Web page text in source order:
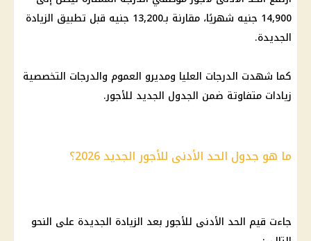
14,900 جنيه شهريًا، مقارنة بـ13,200 جنيه قبل تطبيق الزيادة
الجديدة.
كما شهدت الدرجات العليا ومديرو العموم والدرجات التخصصية
زيادات متفاوتة ضمن الجدول الجديد للأجور.
ما هو جدول الحد الأدنى للأجور الجديد 2026؟
جاءت قيم الحد الأدنى للأجوربعد الزيادة الجديدة على النحو